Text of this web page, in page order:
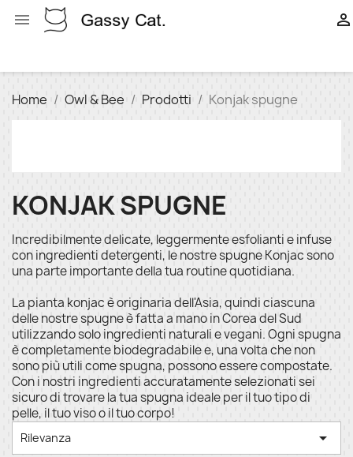
 
Home Owl & Bee Prodotti Konjak spugne
KONJAK SPUGNE
Incredibilmente delicate, leggermente esfolianti e infuse
con ingredienti detergenti, le nostre spugne Konjac sono
una parte importante della tua routine quotidiana.
La pianta konjac è originaria dell'Asia, quindi ciascuna
delle nostre spugne è fatta a mano in Corea del Sud
utilizzando solo ingredienti naturali e vegani. Ogni spugna
è completamente biodegradabile e, una volta che non
sono più utili come spugna, possono essere compostate.
Con i nostri ingredienti accuratamente selezionati sei
sicuro di trovare la tua spugna ideale per il tuo tipo di
pelle, il tuo viso o il tuo corpo!
Rilevanza 